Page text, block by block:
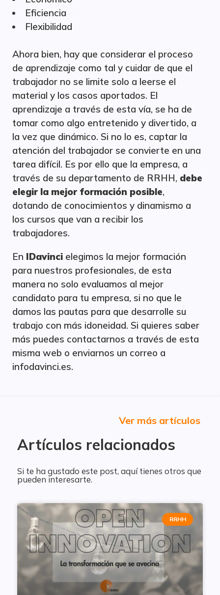
Eficiencia
Flexibilidad
Ahora bien, hay que considerar el proceso
de aprendizaje como tal y cuidar de que el
trabajador no se limite solo a leerse el
material y los casos aportados. El
aprendizaje a través de esta vía, se ha de
tomar como algo entretenido y divertido, a
la vez que dinámico. Si no lo es, captar la
atención del trabajador se convierte en una
tarea difícil. Es por ello que la empresa, a
través de su departamento de RRHH, debe
elegir la mejor formación posible,
dotando de conocimientos y dinamismo a
los cursos que van a recibir los
trabajadores.
En IDavinci elegimos la mejor formación
para nuestros profesionales, de esta
manera no solo evaluamos al mejor
candidato para tu empresa, si no que le
damos las pautas para que desarrolle su
trabajo con más idoneidad. Si quieres saber
más puedes contactarnos a través de esta
misma web o enviarnos un correo a
infodavinci.es.
Artículos relacionados
Ver más artículos
Si te ha gustado este post, aquí tienes otros que
pueden interesarte.
RRHH